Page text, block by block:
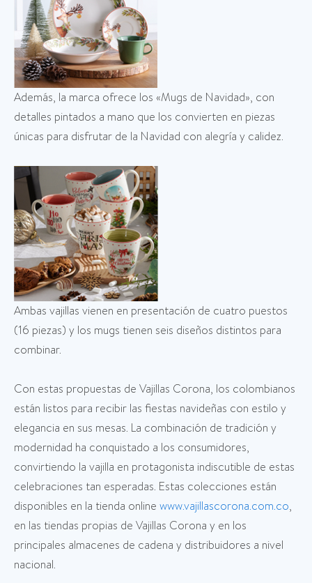
Además, la marca ofrece los «Mugs de Navidad», con
detalles pintados a mano que los convierten en piezas
únicas para disfrutar de la Navidad con alegría y calidez.
Ambas vajillas vienen en presentación de cuatro puestos
(16 piezas) y los mugs tienen seis diseños distintos para
combinar.
Con estas propuestas de Vajillas Corona, los colombianos
están listos para recibir las fiestas navideñas con estilo y
elegancia en sus mesas. La combinación de tradición y
modernidad ha conquistado a los consumidores,
convirtiendo la vajilla en protagonista indiscutible de estas
celebraciones tan esperadas. Estas colecciones están
disponibles en la tienda online www.vajillascorona.com.co,
en las tiendas propias de Vajillas Corona y en los
principales almacenes de cadena y distribuidores a nivel
nacional.